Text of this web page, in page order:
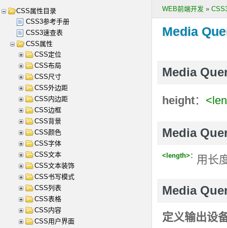
WEB前端开发 »
Media
Media
height：
Media
<length> ： 用长
Media
定义输出设
CSS属性目录
CSS3参考手册
CSS3速查表
CSS属性
CSS定位
CSS布局
CSS尺寸
CSS外边距
CSS内边距
CSS边框
CSS背景
CSS颜色
CSS字体
CSS文本
CSS文本装饰
CSS书写模式
CSS列表
CSS表格
CSS内容
CSS用户界面